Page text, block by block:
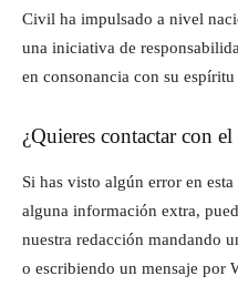
Civil ha impulsado a nivel
una iniciativa de
en consonancia con su
¿Quieres contactar con
Si has visto algún error en
alguna información extra,
nuestra redacción mandando
o escribiendo un mensaje por